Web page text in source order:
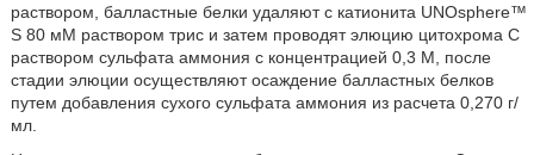
раствором, балластные белки удаляют с катионита UNOsphere™
S 80 мМ раствором трис и затем проводят элюцию цитохрома С
раствором сульфата аммония с концентрацией 0,3 М, после
стадии элюции осуществляют осаждение балластных белков
путем добавления сухого сульфата аммония из расчета 0,270 г/
мл.